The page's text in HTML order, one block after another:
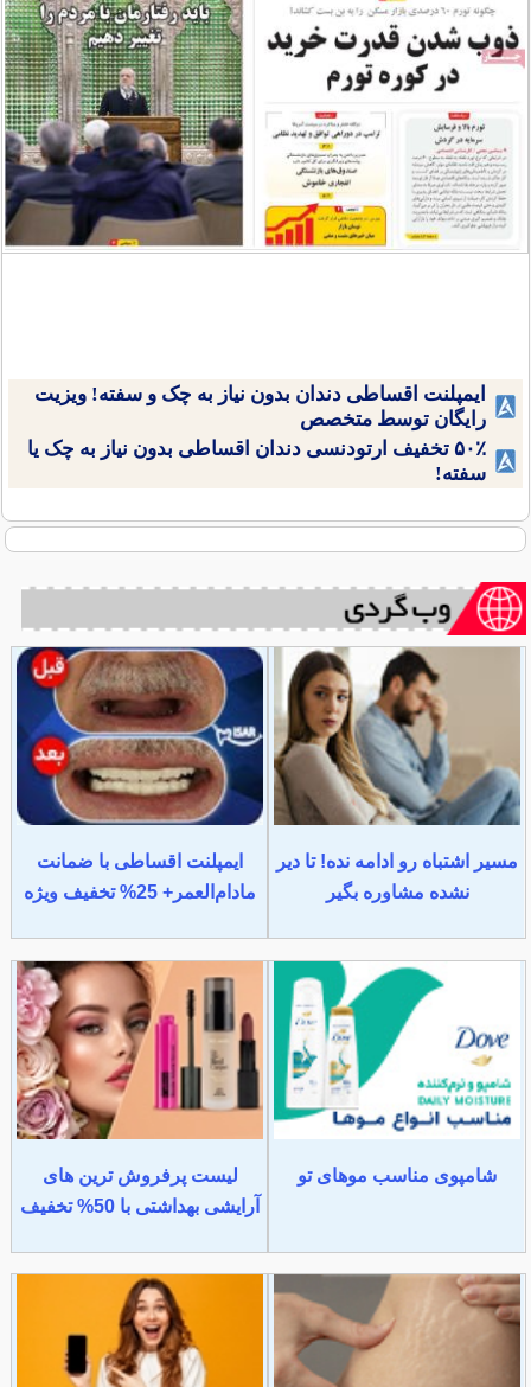
ایمپلنت اقساطی دندان بدون نیاز به چک و سفته! ویزیت
رایگان توسط متخصص
۵۰٪ تخفیف ارتودنسی دندان اقساطی بدون نیاز به چک یا
سفته!
مسیر اشتباه رو ادامه نده! تا دیر
نشده مشاوره بگیر
ایمپلنت اقساطی با ضمانت
مادام‌العمر+ 25% تخفیف ویژه
شامپوی مناسب موهای تو
لیست پرفروش ترین های
آرایشی بهداشتی با 50% تخفیف